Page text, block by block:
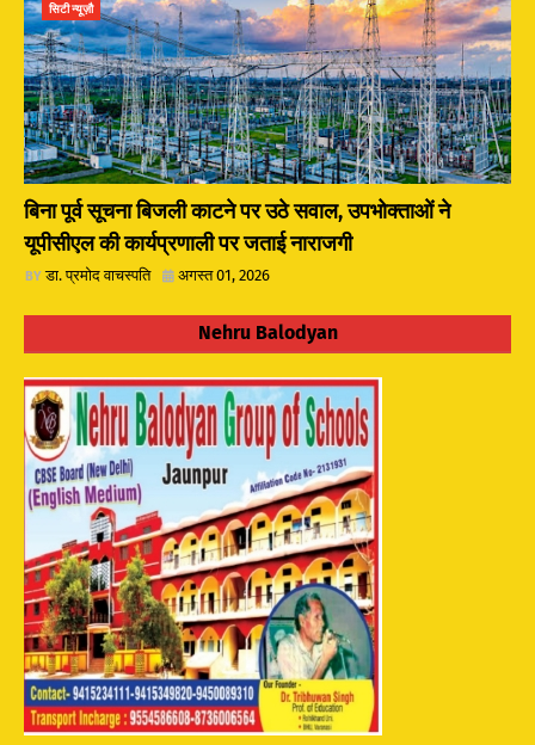
सिटी न्यूज़ौ
बिना पूर्व सूचना बिजली काटने पर उठे सवाल, उपभोक्ताओं ने
यूपीसीएल की कार्यप्रणाली पर जताई नाराजगी
डा. प्रमोद वाचस्पति अगस्त 01, 2026
Nehru Balodyan